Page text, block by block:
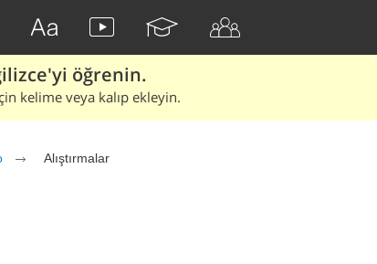
öğrenin.
kelime veya kalıp ekleyin.
Alıştırmalar